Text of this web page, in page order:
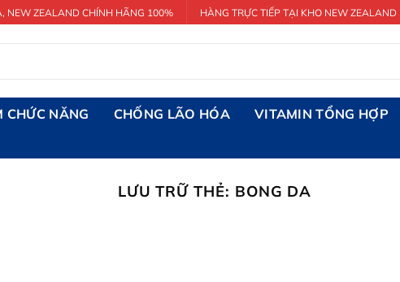
NEW ZEALAND CHÍNH HÃNG 100% HÀNG TRỰC TIẾP TẠI KHO NEW ZEALAND
CHỨC NĂNG CHỐNG LÃO HÓA VITAMIN TỔNG HỢP
LƯU TRỮ THẺ: BONG DA